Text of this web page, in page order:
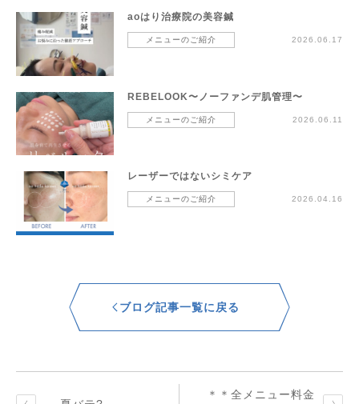
aoはり治療院の美容鍼
メニューのご紹介 2026.06.17
REBELOOK〜ノーファンデ肌管理〜
メニューのご紹介 2026.06.11
レーザーではないシミケア
メニューのご紹介 2026.04.16
ブログ記事一覧に戻る
＊＊全メニュー料金